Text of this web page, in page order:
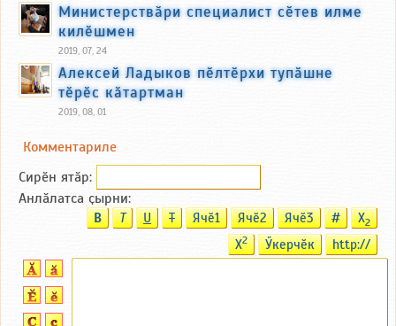
Министерствӑри специалист сӗтев илме
килӗшмен
2019, 07, 24
Алексей Ладыков пӗлтӗрхи тупӑшне
тӗрӗс кӑтартман
2019, 08, 01
Комментариле
Сирӗн ятӑp:
Анлӑлатса ҫырни:
B T U T Ячӗ1 Ячӗ2 Ячӗ3 # X2
X2 Ӳкерчӗк http://